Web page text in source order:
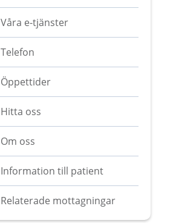
Våra e-tjänster
Telefon
Öppettider
Hitta oss
Om oss
Information till patient
Relaterade mottagningar